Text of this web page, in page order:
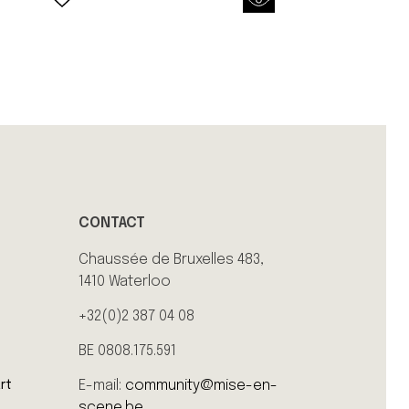
CONTACT
Chaussée de Bruxelles 483,
1410 Waterloo
+32(0)2 387 04 08
BE 0808.175.591
E-mail: community@mise-en-